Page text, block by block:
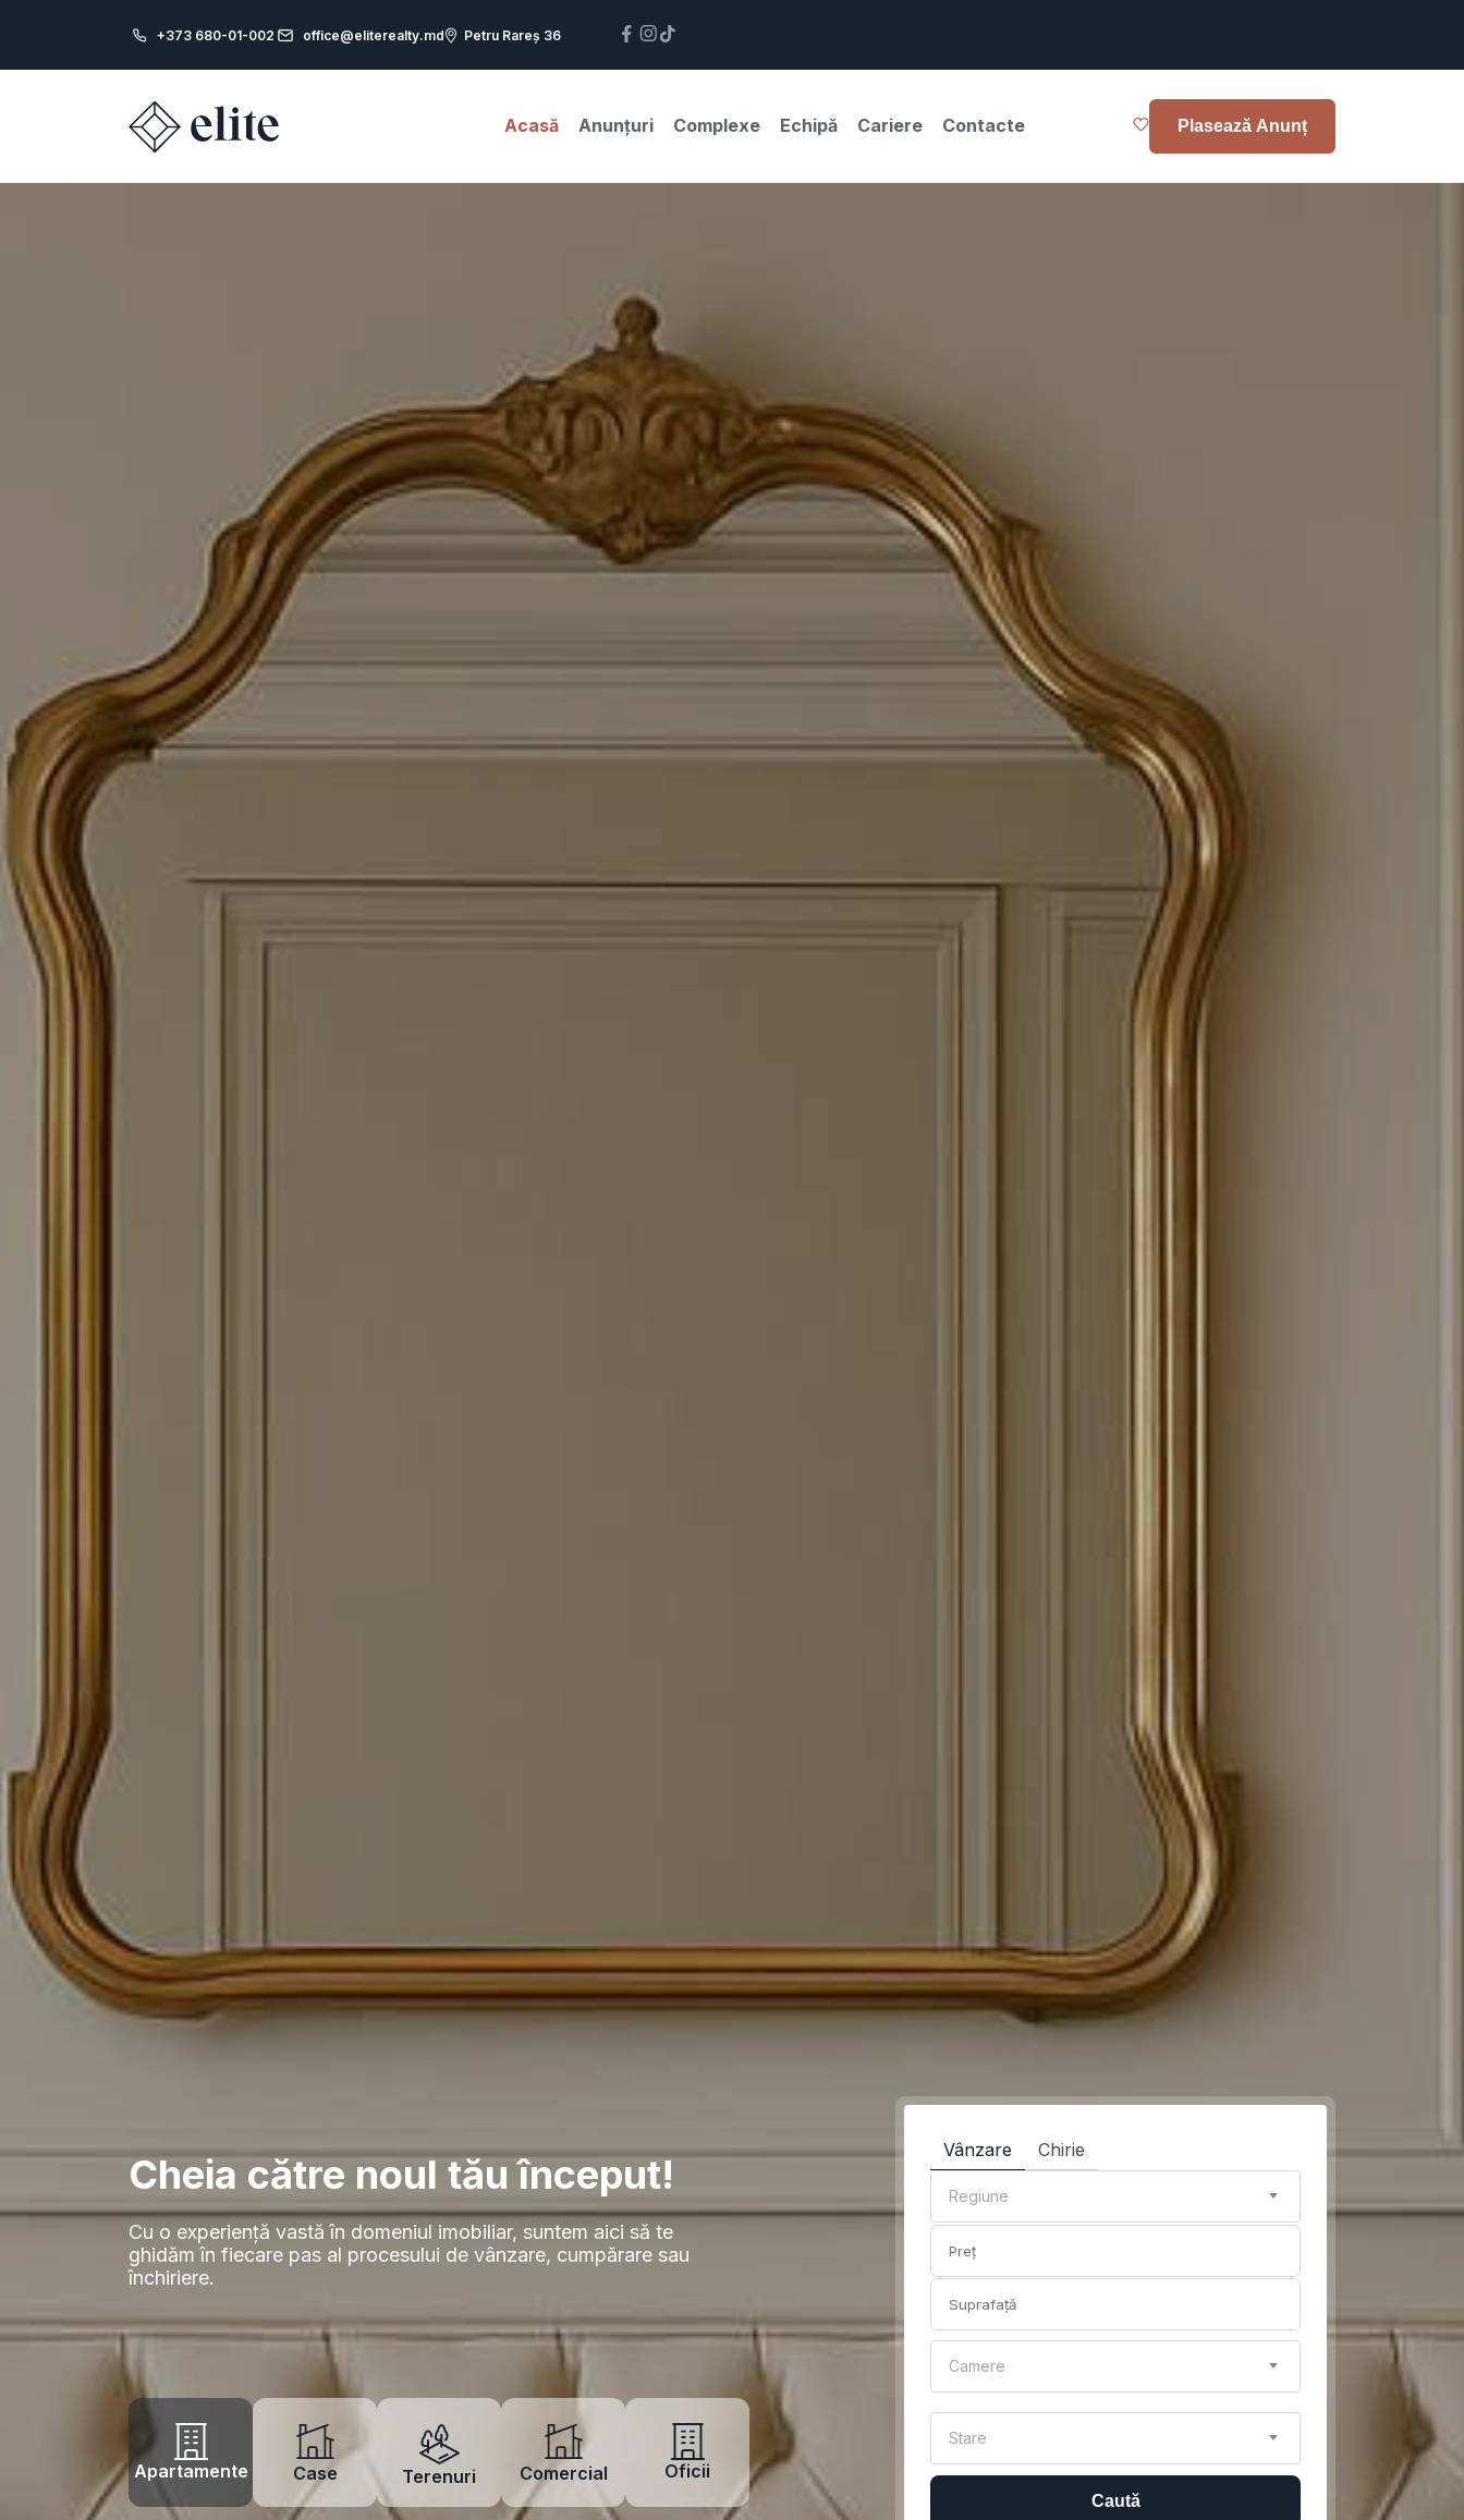
+373 680-01-002 office@eliterealty.md Petru Rareș 36
Acasă Anunțuri Complexe Echipă Cariere Contacte Plasează Anunț
Cheia către noul tău început!
Cu o experiență vastă în domeniul imobiliar, suntem aici să te
ghidăm în fiecare pas al procesului de vânzare, cumpărare sau
închiriere.
Apartamente Case Terenuri Comercial Oficii
Vânzare Chirie
Regiune
Camere
Stare
Caută